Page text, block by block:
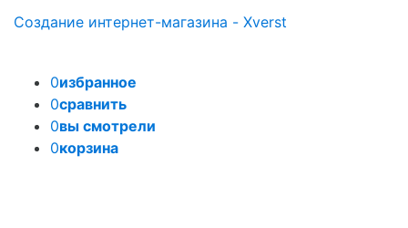
Создание интернет-магазина - Xverst
0избранное
0сравнить
0вы смотрели
0корзина